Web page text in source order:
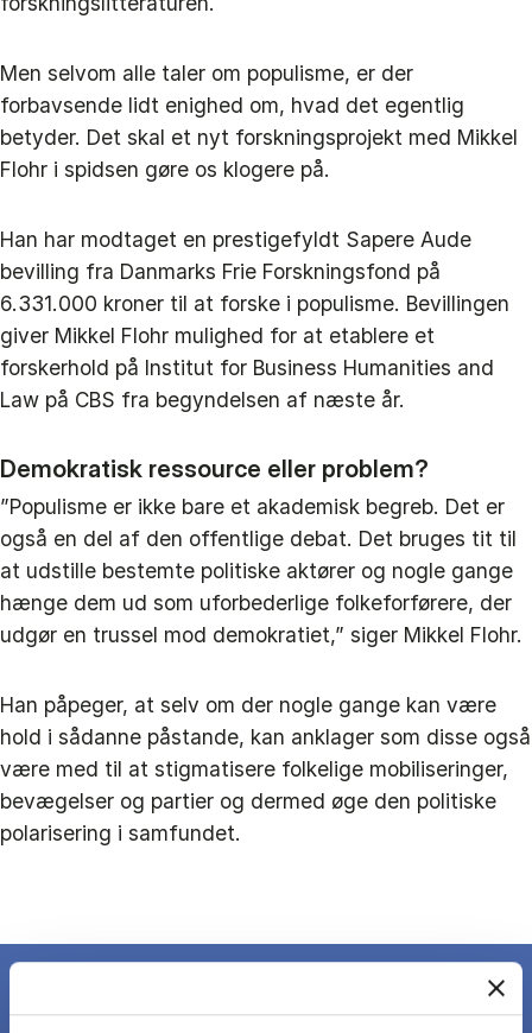
Men selvom alle taler om populisme, er der
forbavsende lidt enighed om, hvad det egentlig
betyder. Det skal et nyt forskningsprojekt med Mikkel
Flohr i spidsen gøre os klogere på.
Han har modtaget en prestigefyldt Sapere Aude
bevilling fra Danmarks Frie Forskningsfond på
6.331.000 kroner til at forske i populisme. Bevillingen
giver Mikkel Flohr mulighed for at etablere et
forskerhold på Institut for Business Humanities and
Law på CBS fra begyndelsen af næste år.
Demokratisk ressource eller problem?
”Populisme er ikke bare et akademisk begreb. Det er
også en del af den offentlige debat. Det bruges tit til
at udstille bestemte politiske aktører og nogle gange
hænge dem ud som uforbederlige folkeforførere, der
udgør en trussel mod demokratiet,” siger Mikkel Flohr.
Han påpeger, at selv om der nogle gange kan være
hold i sådanne påstande, kan anklager som disse også
være med til at stigmatisere folkelige mobiliseringer,
bevægelser og partier og dermed øge den politiske
polarisering i samfundet.